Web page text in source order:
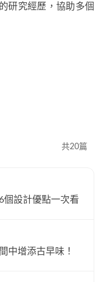
研究經歷，協助多個
共20篇
個設計優點一次看
中增添古早味！